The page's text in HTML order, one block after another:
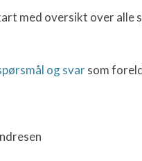
med oversikt over alle
og svarsom